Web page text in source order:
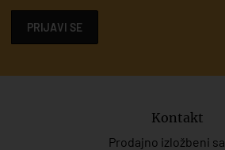
PRIJAVI SE
Kontakt
Prodajno izložbeni